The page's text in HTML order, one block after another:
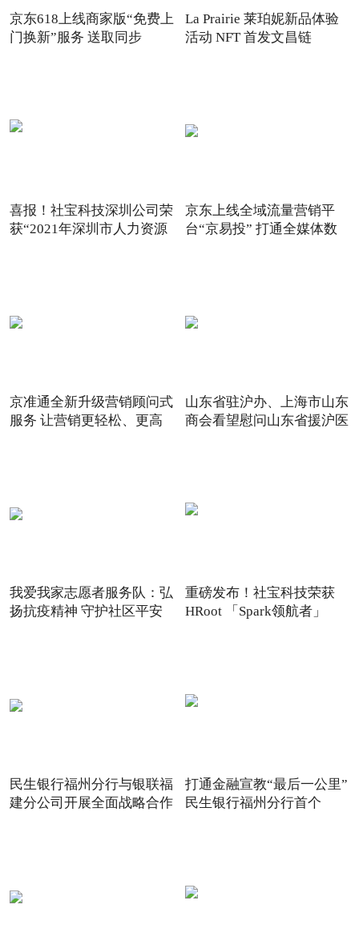
京东618上线商家版“免费上
门换新”服务 送取同步
La Prairie 莱珀妮新品体验
活动 NFT 首发文昌链
喜报！社宝科技深圳公司荣
获“2021年深圳市人力资源
京东上线全域流量营销平
台“京易投” 打通全媒体数
京准通全新升级营销顾问式
服务 让营销更轻松、更高
山东省驻沪办、上海市山东
商会看望慰问山东省援沪医
我爱我家志愿者服务队：弘
扬抗疫精神 守护社区平安
重磅发布！社宝科技荣获
HRoot 「Spark领航者」
民生银行福州分行与银联福
建分公司开展全面战略合作
打通金融宣教“最后一公里”
民生银行福州分行首个